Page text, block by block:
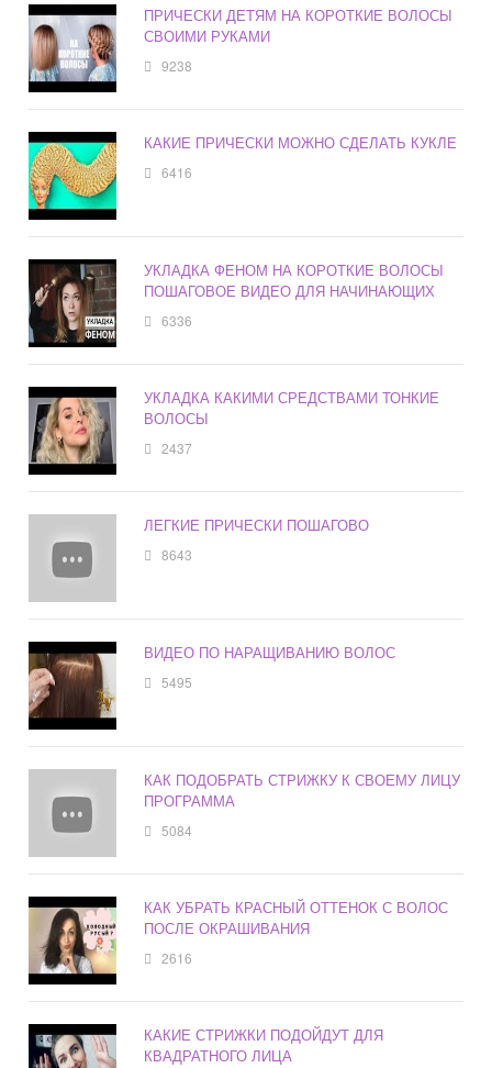
ПРИЧЕСКИ ДЕТЯМ НА КОРОТКИЕ ВОЛОСЫ
СВОИМИ РУКАМИ
9238
КАКИЕ ПРИЧЕСКИ МОЖНО СДЕЛАТЬ КУКЛЕ
6416
УКЛАДКА ФЕНОМ НА КОРОТКИЕ ВОЛОСЫ
ПОШАГОВОЕ ВИДЕО ДЛЯ НАЧИНАЮЩИХ
6336
УКЛАДКА КАКИМИ СРЕДСТВАМИ ТОНКИЕ
ВОЛОСЫ
2437
ЛЕГКИЕ ПРИЧЕСКИ ПОШАГОВО
8643
ВИДЕО ПО НАРАЩИВАНИЮ ВОЛОС
5495
КАК ПОДОБРАТЬ СТРИЖКУ К СВОЕМУ ЛИЦУ
ПРОГРАММА
5084
КАК УБРАТЬ КРАСНЫЙ ОТТЕНОК С ВОЛОС
ПОСЛЕ ОКРАШИВАНИЯ
2616
КАКИЕ СТРИЖКИ ПОДОЙДУТ ДЛЯ
КВАДРАТНОГО ЛИЦА